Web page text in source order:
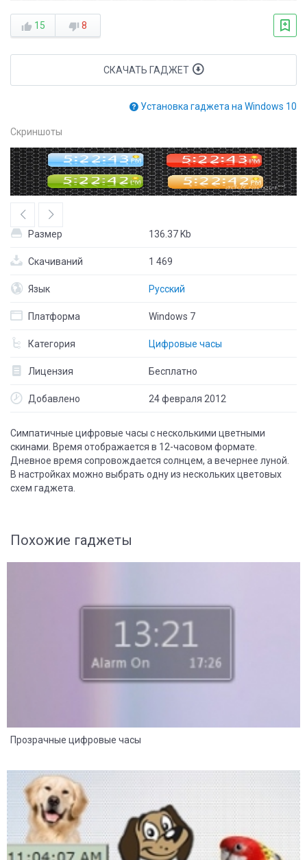
15 8
СКАЧАТЬ ГАДЖЕТ
Установка гаджета на Windows 10
Скриншоты
Размер 136.37 Kb
Скачиваний 1 469
Язык Русский
Платформа Windows 7
Категория Цифровые часы
Лицензия Бесплатно
Добавлено 24 февраля 2012
Симпатичные цифровые часы с несколькими цветными
скинами. Время отображается в 12-часовом формате.
Дневное время сопровождается солнцем, а вечернее луной.
В настройках можно выбрать одну из нескольких цветовых
схем гаджета.
Похожие гаджеты
Прозрачные цифровые часы